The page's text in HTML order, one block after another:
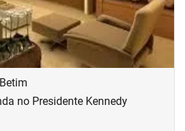
no Presidente Kennedy